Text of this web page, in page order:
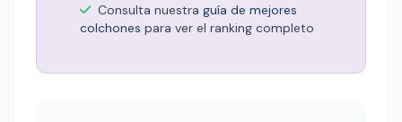
Consulta nuestra guía de mejores
colchones para ver el ranking completo